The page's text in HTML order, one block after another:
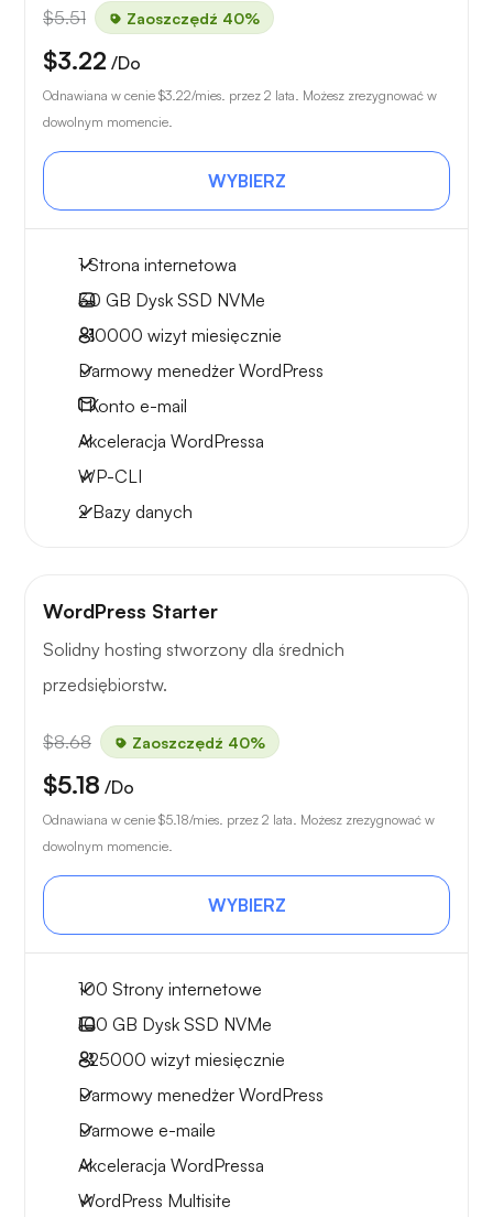
$5.51 Zaoszczędź 40%
$3.22 /Do
Odnawiana w cenie $3.22/mies. przez 2 lata. Możesz zrezygnować w
dowolnym momencie.
WYBIERZ
1 Strona internetowa
30 GB Dysk SSD NVMe
~10000 wizyt miesięcznie
Darmowy menedżer WordPress
1Konto e-mail
Akceleracja WordPressa
WP-CLI
2 Bazy danych
WordPress Starter
Solidny hosting stworzony dla średnich
przedsiębiorstw.
$8.68 Zaoszczędź 40%
$5.18 /Do
Odnawiana w cenie $5.18/mies. przez 2 lata. Możesz zrezygnować w
dowolnym momencie.
WYBIERZ
100 Strony internetowe
100 GB Dysk SSD NVMe
~25000 wizyt miesięcznie
Darmowy menedżer WordPress
Darmowe e-maile
Akceleracja WordPressa
WordPress Multisite